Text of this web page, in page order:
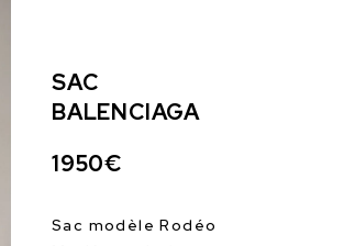
SAC
BALENCIAGA
1950€
Sac modèle Rodéo